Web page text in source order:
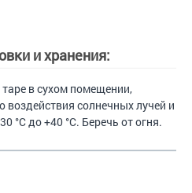
и хранения:
в сухом помещении,
солнечных лучей и
°С до +40 °С. Беречь от огня.